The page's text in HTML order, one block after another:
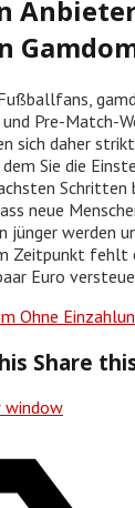
Pre-Match-
sich daher
Sie die
Schritten
neue
jünger werden
Zeitpunkt fehlt
Euro
Ohne
Share
window